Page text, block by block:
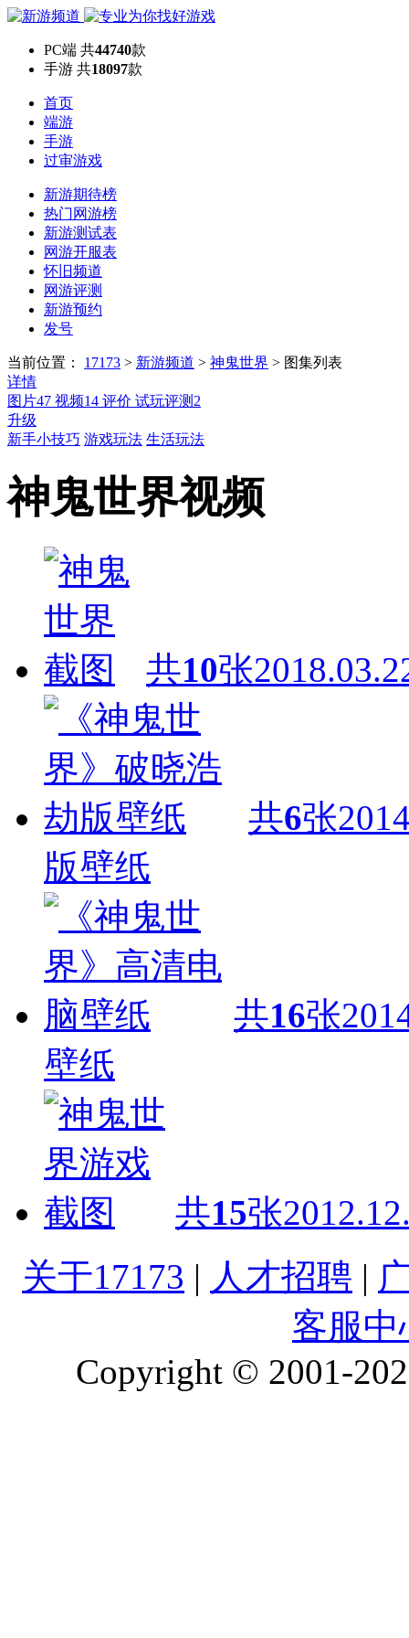
PC端 共44740款
手游 共18097款
首页
端游
手游
过审游戏
新游期待榜
热门网游榜
新游测试表
网游开服表
怀旧频道
网游评测
新游预约
发号
当前位置： 17173 > 新游频道 > 神鬼世界 > 图集列表
详情
图片47 视频14 评价 试玩评测 2
升级
新手小技巧 游戏玩法 生活玩法
神鬼世界视频
共10张
共6张
版壁纸
共16张
壁纸
共15张
关于17173 | 人才招聘 |
客服中
Copyright © 2001-